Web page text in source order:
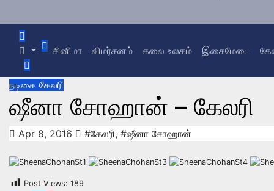
சினிமா விமர்சனம் கலை உலகம் இசைமேடை
நடிகை கேலரி
ஷீனா சோஹான் – கேலரி
Apr 8, 2016 #கேலரி, #ஷீனா சோஹான்
Post Views: 189